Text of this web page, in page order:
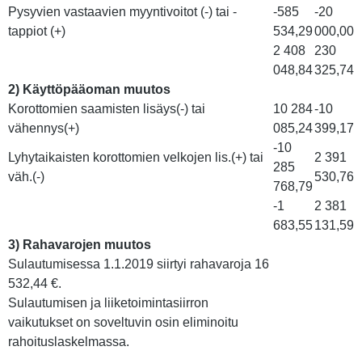
Pysyvien vastaavien myyntivoitot (-) tai -
tappiot (+)
-585
534,29
-20
000,00
2 408
048,84
230
325,74
2) Käyttöpääoman muutos
Korottomien saamisten lisäys(-) tai
vähennys(+)
10 284
085,24
-10
399,17
Lyhytaikaisten korottomien velkojen lis.(+) tai
väh.(-)
-10
285
768,79
2 391
530,76
-1
683,55
2 381
131,59
3) Rahavarojen muutos
Sulautumisessa 1.1.2019 siirtyi rahavaroja 16
532,44 €.
Sulautumisen ja liiketoimintasiirron
vaikutukset on soveltuvin osin eliminoitu
rahoituslaskelmassa.